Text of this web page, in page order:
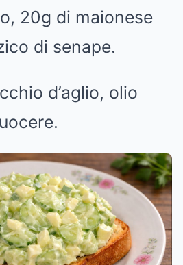
20g di maionese
di senape.
d’aglio, olio